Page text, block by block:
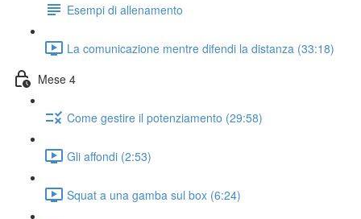
Esempi di allenamento
La comunicazione mentre difendi la distanza (33:18)
Mese 4
Come gestire il potenziamento (29:58)
Gli affondi (2:53)
Squat a una gamba sul box (6:24)